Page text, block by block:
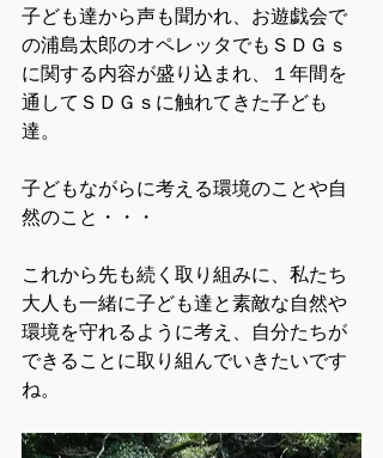
子ども達から声も聞かれ、お遊戯会で
の浦島太郎のオペレッタでもＳＤＧｓ
に関する内容が盛り込まれ、１年間を
通してＳＤＧｓに触れてきた子ども
達。
子どもながらに考える環境のことや自
然のこと・・・
これから先も続く取り組みに、私たち
大人も一緒に子ども達と素敵な自然や
環境を守れるように考え、自分たちが
できることに取り組んでいきたいです
ね。